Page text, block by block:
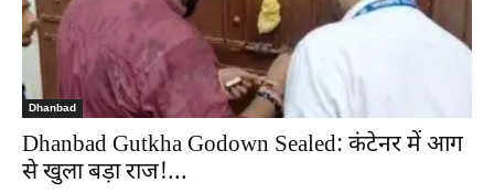
Dhanbad
Dhanbad Gutkha Godown Sealed: कंटेनर में आग
से खुला बड़ा राज!...